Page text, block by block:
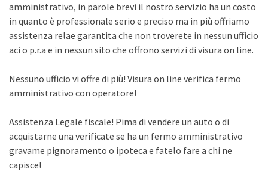
amministrativo, in parole brevi il nostro servizio ha un costo
in quanto è professionale serio e preciso ma in più offriamo
assistenza relae garantita che non troverete in nessun ufficio
aci o p.r.a e in nessun sito che offrono servizi di visura on line.
Nessuno ufficio vi offre di più! Visura on line verifica fermo
amministrativo con operatore!
Assistenza Legale fiscale! Pima di vendere un auto o di
acquistarne una verificate se ha un fermo amministrativo
gravame pignoramento o ipoteca e fatelo fare a chi ne
capisce!